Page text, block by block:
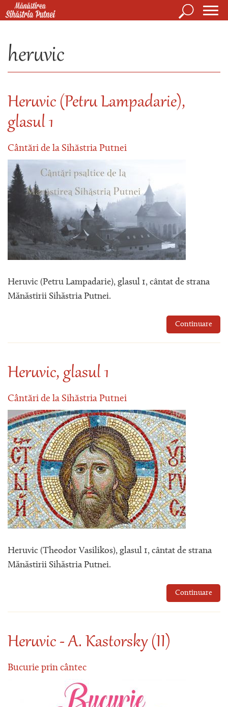
Mergi la conţinutul principal
Căutare
heruvic
Heruvic (Petru Lampadarie),
glasul 1
Cântări de la Sihăstria Putnei
Heruvic (Petru Lampadarie), glasul 1, cântat de strana
Mănăstirii Sihăstria Putnei.
Continuare
Heruvic, glasul 1
Cântări de la Sihăstria Putnei
Heruvic (Theodor Vasilikos), glasul 1, cântat de strana
Mănăstirii Sihăstria Putnei.
Continuare
Heruvic - A. Kastorsky (II)
Bucurie prin cântec